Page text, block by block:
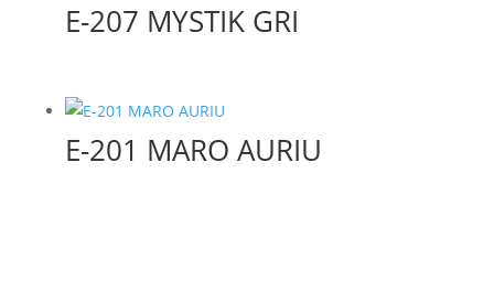
E-207 MYSTIK GRI
E-201 MARO AURIU